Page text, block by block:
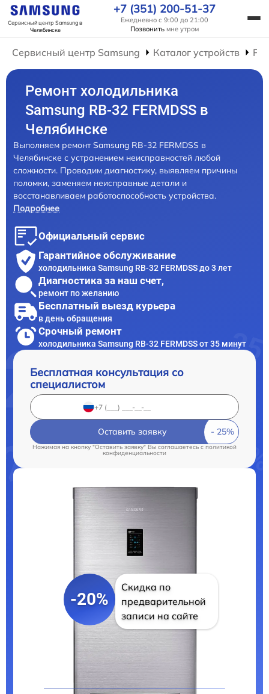
Сервисный центр Samsungв
Челябинске
+7 (351) 200-51-37
Ежедневно с 9:00 до 21:00
Позвонить мне утром
Сервисный центр Samsung Каталог устройств
Ремонт холодильника
Samsung RB-32 FERMDSS в
Челябинске
Выполняем ремонт Samsung RB-32 FERMDSS в
Челябинске с устранением неисправностей любой
сложности. Проводим диагностику, выявляем причины
поломки, заменяем неисправные детали и
восстанавливаем работоспособность устройства.
Подробнее
Официальный сервис
Гарантийное обслуживание
холодильника Samsung RB-32 FERMDSS до 3 лет
Диагностика за наш счет,
ремонт по желанию
Бесплатный выезд курьера
в день обращения
Срочный ремонт
холодильника Samsung RB-32 FERMDSS от 35 минут
Бесплатная консультация со
специалистом
Оставить заявку
Нажимая на кнопку "Оставить заявку" Вы соглашаетесь c политикой
конфиденциальности
-20%
Скидка по
предварительной
записи на сайте
Цены на ремонт